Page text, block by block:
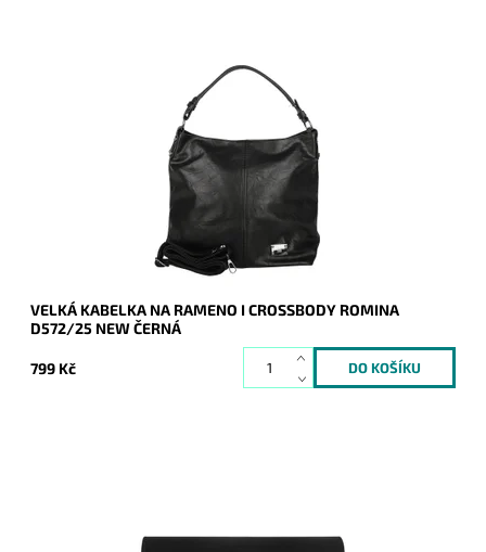
Jedna z nejprodávanějších kabelek roku 2024 a 2025 je zpět
a v novém designu - je doplněna o aplikaci značky na čelní
Skladem
20939
ROMINA&CO
2 roky
VELKÁ KABELKA NA RAMENO I CROSSBODY ROMINA
D572/25 NEW ČERNÁ
799 Kč
9200